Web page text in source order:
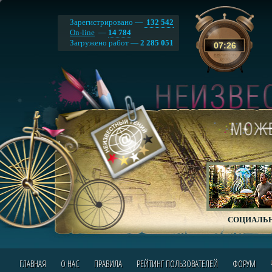
07:26
Зарегистрировано — 132 542
On-line — 14 784
Загружено работ — 2 285 051
ГЛАВНАЯ О НАС ПРАВИЛА РЕЙТИНГ ПОЛЬЗОВАТЕЛЕЙ ФОРУМ